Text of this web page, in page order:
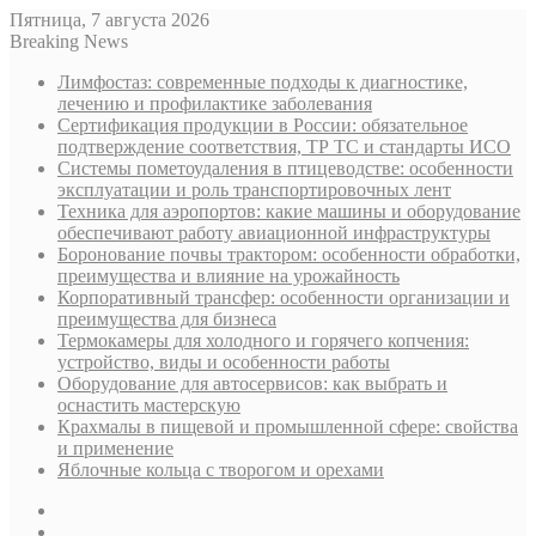
Пятница, 7 августа 2026
Breaking News
Лимфостаз: современные подходы к диагностике,
лечению и профилактике заболевания
Сертификация продукции в России: обязательное
подтверждение соответствия, ТР ТС и стандарты ИСО
Системы пометоудаления в птицеводстве: особенности
эксплуатации и роль транспортировочных лент
Техника для аэропортов: какие машины и оборудование
обеспечивают работу авиационной инфраструктуры
Боронование почвы трактором: особенности обработки,
преимущества и влияние на урожайность
Корпоративный трансфер: особенности организации и
преимущества для бизнеса
Термокамеры для холодного и горячего копчения:
устройство, виды и особенности работы
Оборудование для автосервисов: как выбрать и
оснастить мастерскую
Крахмалы в пищевой и промышленной сфере: свойства
и применение
Яблочные кольца с творогом и орехами